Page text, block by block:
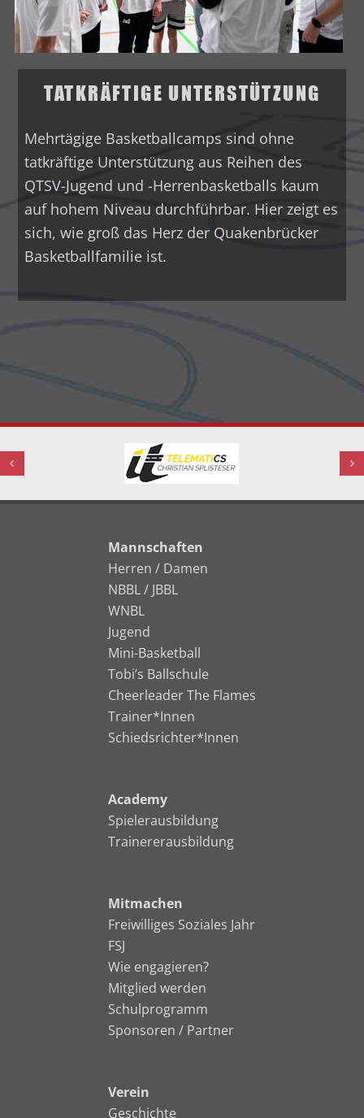
TATKRÄFTIGE UNTERSTÜTZUNG
Mehrtägige Basketballcamps sind ohne
tatkräftige Unterstützung aus Reihen des
QTSV-Jugend und -Herrenbasketballs kaum
auf hohem Niveau durchführbar. Hier zeigt es
sich, wie groß das Herz der Quakenbrücker
Basketballfamilie ist.
Mannschaften
Herren / Damen
NBBL / JBBL
WNBL
Jugend
Mini-Basketball
Tobi’s Ballschule
Cheerleader The Flames
Trainer*Innen
Schiedsrichter*Innen
Academy
Spielerausbildung
Trainererausbildung
Mitmachen
Freiwilliges Soziales Jahr
FSJ
Wie engagieren?
Mitglied werden
Schulprogramm
Sponsoren / Partner
Verein
Geschichte